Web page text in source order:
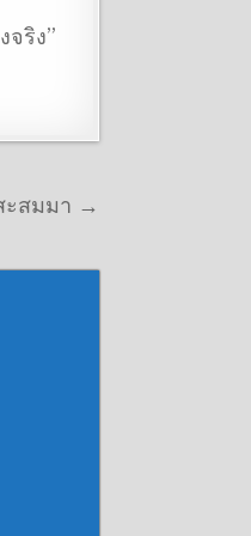
จริง”
ะสมมา →